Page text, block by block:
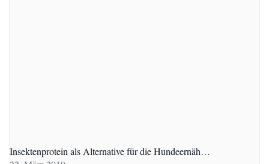
Insektenprotein als Alternative für die Hundeernäh…